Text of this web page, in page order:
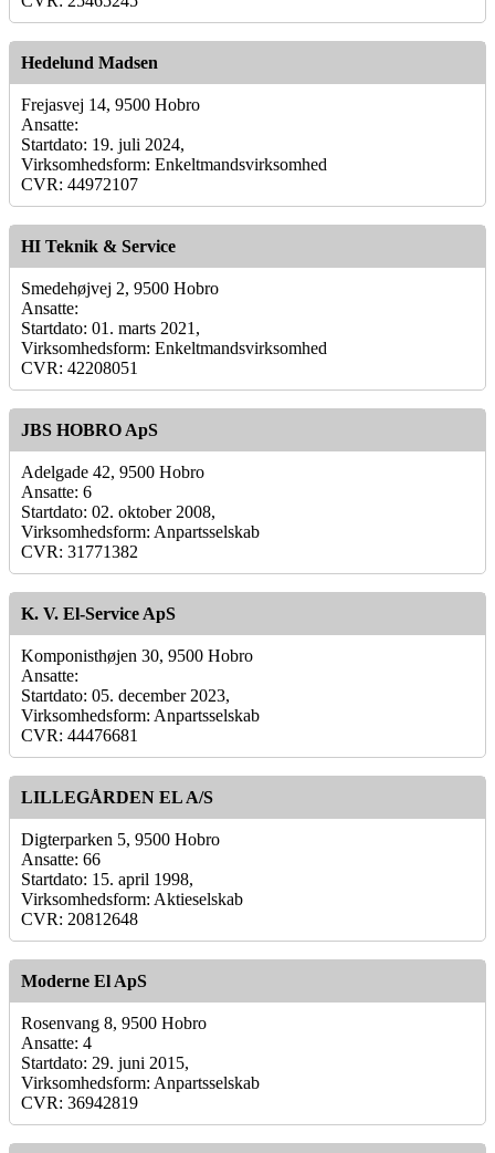
Hedelund Madsen
Frejasvej 14, 9500 Hobro
Ansatte:
Startdato: 19. juli 2024,
Virksomhedsform: Enkeltmandsvirksomhed
CVR: 44972107
HI Teknik & Service
Smedehøjvej 2, 9500 Hobro
Ansatte:
Startdato: 01. marts 2021,
Virksomhedsform: Enkeltmandsvirksomhed
CVR: 42208051
JBS HOBRO ApS
Adelgade 42, 9500 Hobro
Ansatte: 6
Startdato: 02. oktober 2008,
Virksomhedsform: Anpartsselskab
CVR: 31771382
K. V. El-Service ApS
Komponisthøjen 30, 9500 Hobro
Ansatte:
Startdato: 05. december 2023,
Virksomhedsform: Anpartsselskab
CVR: 44476681
LILLEGÅRDEN EL A/S
Digterparken 5, 9500 Hobro
Ansatte: 66
Startdato: 15. april 1998,
Virksomhedsform: Aktieselskab
CVR: 20812648
Moderne El ApS
Rosenvang 8, 9500 Hobro
Ansatte: 4
Startdato: 29. juni 2015,
Virksomhedsform: Anpartsselskab
CVR: 36942819